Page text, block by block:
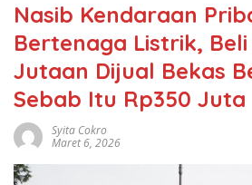
Nasib Kendaraan
Bertenaga Listrik, Beli
Jutaan Dijual Bekas
Sebab Itu Rp350 Juta
Syita Cokro
Maret 6, 2026